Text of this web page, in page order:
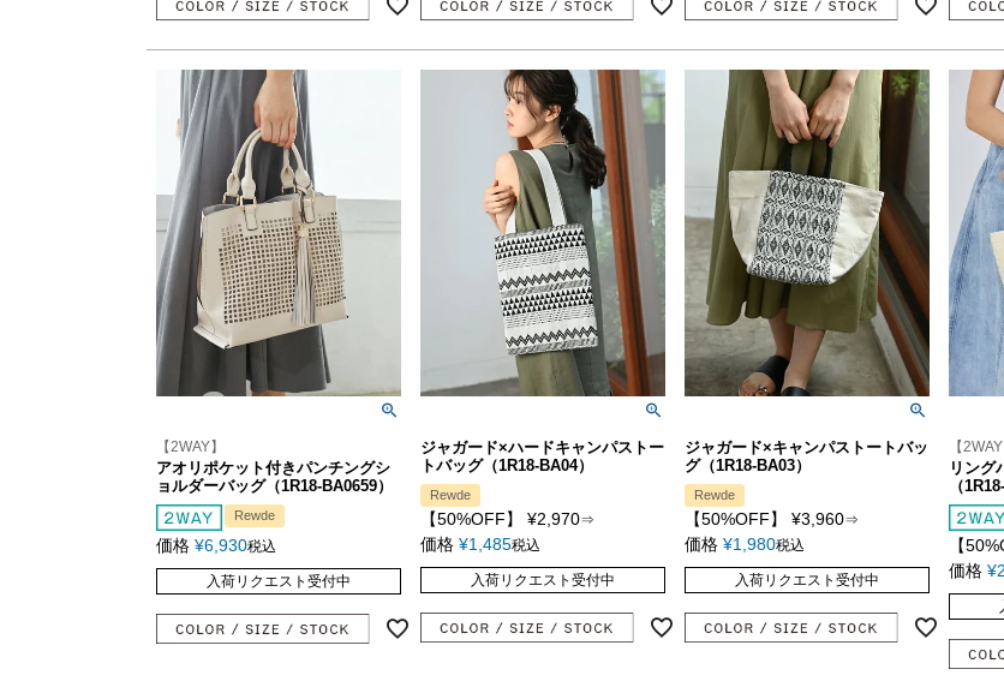
【2WAY】
アオリポケット付きパンチングシ
ョルダーバッグ（1R18-BA0659）
Rewde
価格 ¥6,930税込
入荷リクエスト受付中
ジャガード×ハードキャンパストー
トバッグ（1R18-BA04）
Rewde
【50%OFF】 ¥2,970⇒
価格 ¥1,485税込
入荷リクエスト受付中
ジャガード×キャンパストートバッ
グ（1R18-BA03）
Rewde
【50%OFF】 ¥3,960⇒
価格 ¥1,980税込
入荷リクエスト受付中
【2WAY
リング
（
【
価格 ¥